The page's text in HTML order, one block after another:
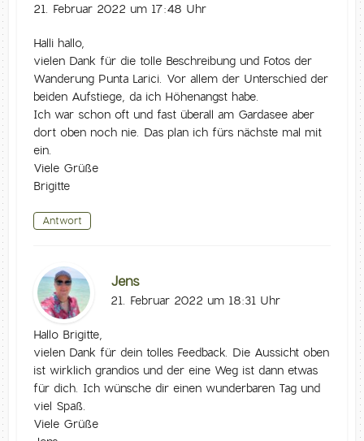
21. Februar 2022 um 17:48 Uhr
Halli hallo,
vielen Dank für die tolle Beschreibung und Fotos der
Wanderung Punta Larici. Vor allem der Unterschied der
beiden Aufstiege, da ich Höhenangst habe.
Ich war schon oft und fast überall am Gardasee aber
dort oben noch nie. Das plan ich fürs nächste mal mit
ein.
Viele Grüße
Brigitte
Antwort
Jens
21. Februar 2022 um 18:31 Uhr
Hallo Brigitte,
vielen Dank für dein tolles Feedback. Die Aussicht oben
ist wirklich grandios und der eine Weg ist dann etwas
für dich. Ich wünsche dir einen wunderbaren Tag und
viel Spaß.
Viele Grüße